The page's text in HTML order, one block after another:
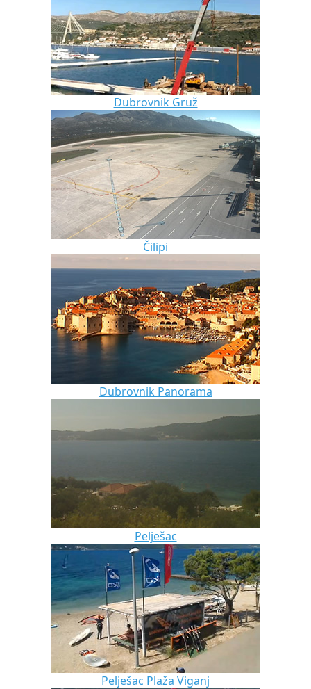
Dubrovnik Gruž
Čilipi
Dubrovnik Panorama
Pelješac
Pelješac Plaža Viganj